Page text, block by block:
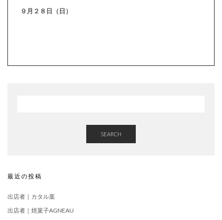
９月２８日（日）
SEARCH
最近の投稿
出店者｜カタル葉
出店者｜焼菓子AGNEAU